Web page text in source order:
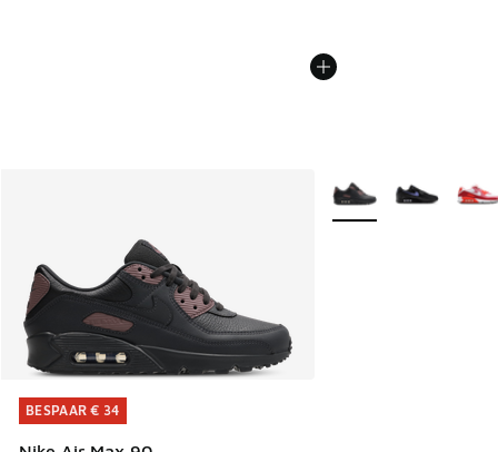
BESPAAR € 34
BESPAAR € 34
Meer kleuren